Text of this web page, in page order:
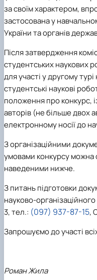
за своїм характером,
застосована у
України та органів
Після затвердження
студентських наукових
для участі у другому
студентські наукові
положення про конкурс,
авторів (не більше двох
електронному носії до
З організаційними
умовами конкурсу
наведеними нижче.
З питань підготовки
науково-
3, тел.: (097) 937-87-15,
Запрошуємо до участі
Роман Жила